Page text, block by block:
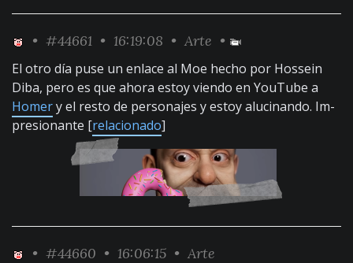
• #44661 • 16:19:08 • Arte •
El otro día puse un enlace al Moe hecho por Hossein
Diba, pero es que ahora estoy viendo en YouTube a
Homery el resto de personajes y estoy alucinando. Im-
presionante [relacionado]
• #44660 • 16:06:15 • Arte